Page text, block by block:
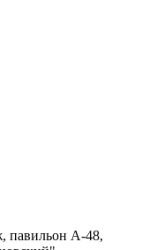
павильон А-48,